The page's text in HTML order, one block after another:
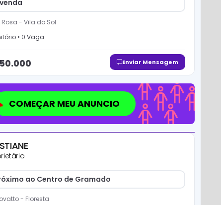
- Vila do Sol
• 0 Vaga
Enviar Mensagem
COMEÇAR MEU ANUNCIO
ao Centro de Gramado
- Floresta